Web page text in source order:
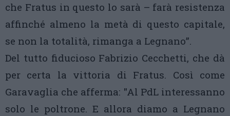
che Fratus in questo lo sarà – farà resistenza
affinché almeno la metà di questo capitale,
se non la totalità, rimanga a Legnano”.
Del tutto fiducioso Fabrizio Cecchetti, che dà
per certa la vittoria di Fratus. Così come
Garavaglia che afferma: "Al PdL interessanno
solo le poltrone. E allora diamo a Legnano